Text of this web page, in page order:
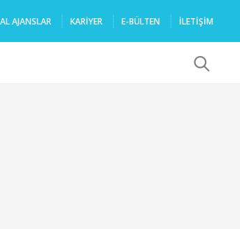
AJANSLAR KARIYER E-BÜLTEN İLETİŞİM